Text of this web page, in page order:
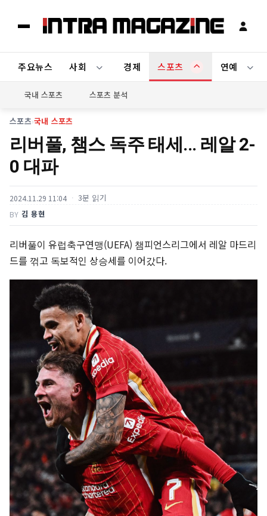
주요뉴스 사회 경제 스포츠 연예
국내 스포츠 스포츠 분석
스포츠›국내 스포츠
리버풀, 챔스 독주 태세... 레알 2-
0 대파
2024.11.29 11:04 3분 읽기
BY 김 용현
리버풀이 유럽축구연맹(UEFA) 챔피언스리그에서 레알 마드리
드를 꺾고 독보적인 상승세를 이어갔다.